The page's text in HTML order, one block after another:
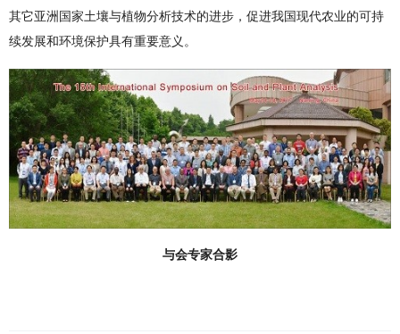
其它亚洲国家土壤与植物分析技术的进步，促进我国现代农业的可持
续发展和环境保护具有重要意义。
与会专家合影